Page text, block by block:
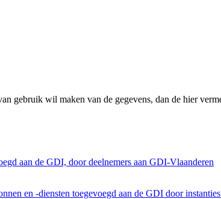
gebruik wil maken van de gegevens, dan de hier
aan de GDI, door deelnemers aan GDI-Vlaanderen
en -diensten toegevoegd aan de GDI door